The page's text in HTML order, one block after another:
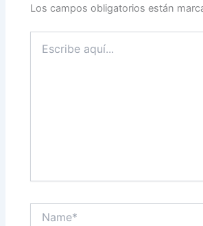
Los campos obligatorios están
aquí...